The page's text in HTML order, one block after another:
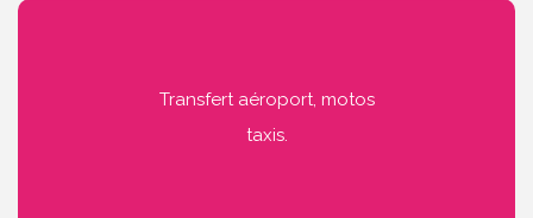
Transfert aéroport, motos
taxis.